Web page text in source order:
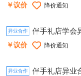
￥议价 降价通知
异业合作 伴手礼店学会
￥议价 降价通知
异业合作 伴手礼店异业